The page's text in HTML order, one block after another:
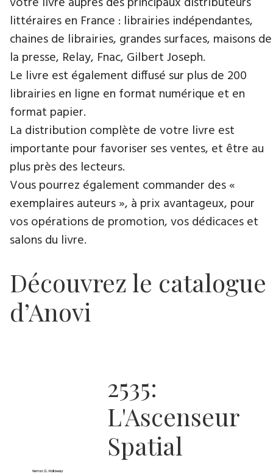
littéraires en France : librairies indépendantes,
chaines de librairies, grandes surfaces, maisons de
la presse, Relay, Fnac, Gilbert Joseph.
Le livre est également diffusé sur plus de 200
librairies en ligne en format numérique et en
format papier.
La distribution complète de votre livre est
importante pour favoriser ses ventes, et être au
plus près des lecteurs.
Vous pourrez également commander des «
exemplaires auteurs », à prix avantageux, pour
vos opérations de promotion, vos dédicaces et
salons du livre.
Découvrez le catalogue
d’Anovi
2535:
L'Ascenseur
Spatial